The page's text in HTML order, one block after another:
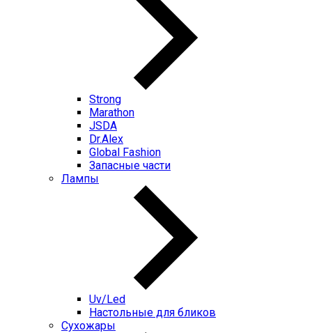
Strong
Marathon
JSDA
Dr.Alex
Global Fashion
Запасные части
Лампы
Uv/Led
Настольные для бликов
Сухожары